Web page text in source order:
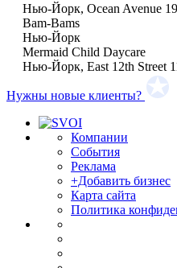
Нью-Йорк, Ocean Avenue
Bam-Bams
Нью-Йорк
Mermaid Child Daycare
Нью-Йорк, East 12th Street
Нужны новые клиенты?
Компании
События
Реклама
+Добавить бизнес
Карта сайта
Политика